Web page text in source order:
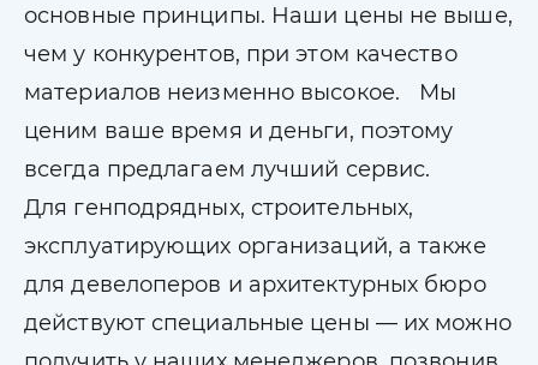
основные принципы. Наши цены не выше,
чем у конкурентов, при этом качество
материалов неизменно высокое. Мы
ценим ваше время и деньги, поэтому
всегда предлагаем лучший сервис.
Для генподрядных, строительных,
эксплуатирующих организаций, а также
для девелоперов и архитектурных бюро
действуют специальные цены — их можно